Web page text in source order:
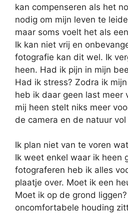
kan compenseren als het
nodig om mijn leven te
maar soms voelt het als
Ik kan niet vrij en
fotografie kan dit wel. Ik
heen. Had ik pijn in mijn
Had ik stress? Zodra ik
heb ik daar geen last meer
mij heen stelt niks meer
de camera en de natuur vol
Ik plan niet van te voren
Ik weet enkel waar ik heen
fotograferen heb ik alles
plaatje over. Moet ik een
Moet ik op de grond
oncomfortabele houding